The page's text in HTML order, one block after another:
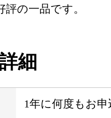
の一品です。
細
1年に何度もお申